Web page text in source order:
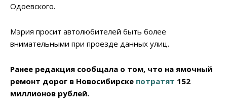
Одоевского.
Мэрия просит автолюбителей быть более
внимательными при проезде данных улиц.
Ранее редакция сообщала о том, что на ямочный
ремонт дорог в Новосибирске потратят 152
миллионов рублей.